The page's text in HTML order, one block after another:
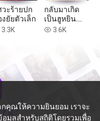
คุณให้ความยินยอม เราจะ
มูลสำหรับสถิติโดยรวมเพื่อ
วะร้ายปก
ยัยตัวเล็ก
3.3K
กลับมาเกิด
เป็นฮูหยิน
วิปลาส
read 3.6K